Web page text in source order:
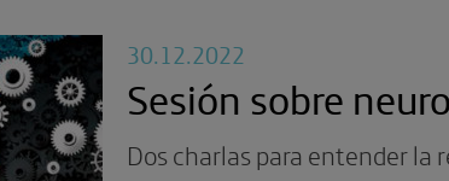
30.12.2022
Sesión sobre
Dos charlas para entender la